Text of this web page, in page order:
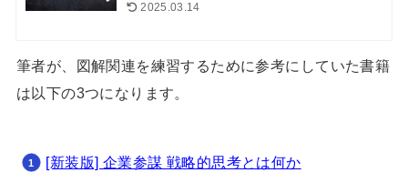
2025.03.14
筆者が、図解関連を練習するために参考にしていた書籍
は以下の3つになります。
[新装版] 企業参謀 戦略的思考とは何か